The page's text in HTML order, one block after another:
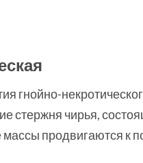
гнойно-
стержня чирья,
массы продвигаются